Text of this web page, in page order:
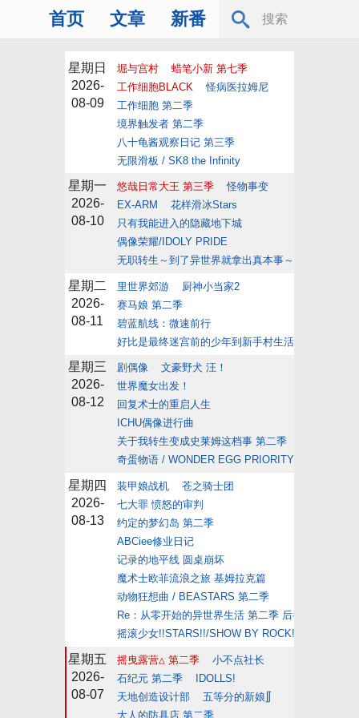
首页 文章 新番
星期日
2026-
08-09
堀与宫村
蜡笔小新 第七季
工作细胞BLACK
怪病医拉姆尼
工作细胞 第二季
境界触发者 第二季
八十龟酱观察日记 第三季
无限滑板 / SK8 the Infinity
星期一
2026-
08-10
悠哉日常大王 第三季
怪物事变
EX-ARM
花样滑冰Stars
只有我能进入的隐藏地下城
偶像荣耀/IDOLY PRIDE
无职转生～到了异世界就拿出真本事～
星期二
2026-
08-11
里世界郊游
厨神小当家2
赛马娘 第二季
碧蓝航线：微速前行
好比是最终迷宫前的少年到新手村生活一般的故事
星期三
2026-
08-12
剧偶像
文豪野犬 汪！
世界魔女出发！
回复术士的重启人生
ICHU偶像进行曲
关于我转生变成史莱姆这档事 第二季
奇蛋物语 / WONDER EGG PRIORITY
星期四
2026-
08-13
装甲娘战机
苍之骑士团
七大罪 愤怒的审判
约定的梦幻岛 第二季
ABCiee修业日记
记录的地平线 圆桌崩坏
魔术士欧菲流浪之旅 基姆拉克篇
动物狂想曲 / BEASTARS 第二季
Re：从零开始的异世界生活 第二季 后半
摇滚少女!!STARS!!/SHOW BY ROCK!! STARS!
星期五
2026-
08-07
摇曳露营△ 第二季
小不点社长
石纪元 第二季
IDOLLS!
天地创造设计部
五等分的新娘∬
大人的防具店 第二季